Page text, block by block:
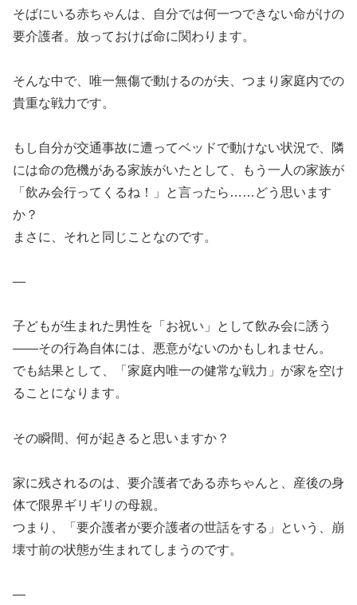
そばにいる赤ちゃんは、自分では何一つできない命がけの
要介護者。放っておけば命に関わります。
そんな中で、唯一無傷で動けるのが夫、つまり家庭内での
貴重な戦力です。
もし自分が交通事故に遭ってベッドで動けない状況で、隣
には命の危機がある家族がいたとして、もう一人の家族が
「飲み会行ってくるね！」と言ったら……どう思います
か？
まさに、それと同じことなのです。
—
子どもが生まれた男性を「お祝い」として飲み会に誘う
――その行為自体には、悪意がないのかもしれません。
でも結果として、「家庭内唯一の健常な戦力」が家を空け
ることになります。
その瞬間、何が起きると思いますか？
家に残されるのは、要介護者である赤ちゃんと、産後の身
体で限界ギリギリの母親。
つまり、「要介護者が要介護者の世話をする」という、崩
壊寸前の状態が生まれてしまうのです。
—